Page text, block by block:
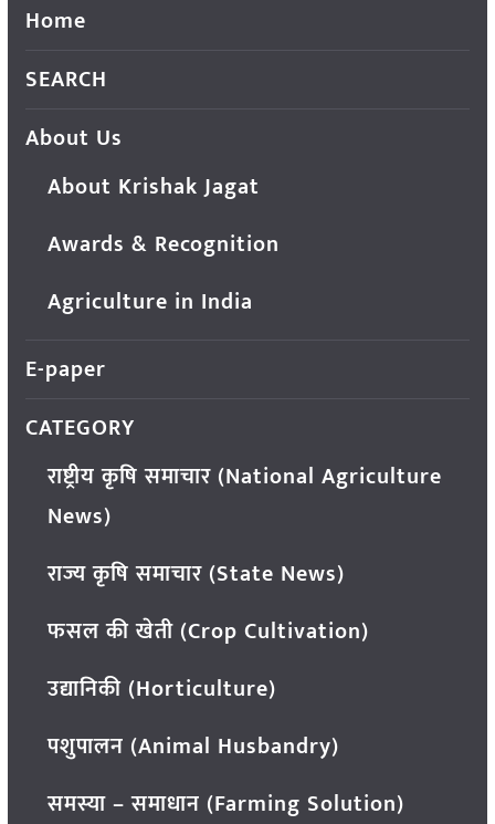
Home
SEARCH
About Us
About Krishak Jagat
Awards & Recognition
Agriculture in India
E-paper
CATEGORY
राष्ट्रीय कृषि समाचार (National Agriculture
News)
राज्य कृषि समाचार (State News)
फसल की खेती (Crop Cultivation)
उद्यानिकी (Horticulture)
पशुपालन (Animal Husbandry)
समस्या – समाधान (Farming Solution)